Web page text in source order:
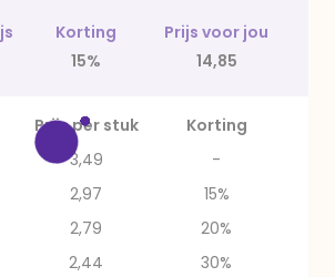
Korting
Prijs voor jou
15% 14,85
Prijs per stuk
Korting
3,49
-
2,97
15%
2,79
20%
2,44
30%